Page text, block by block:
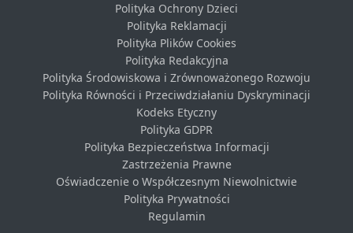
Polityka Ochrony Dzieci
Polityka Reklamacji
Polityka Plików Cookies
Polityka Redakcyjna
Polityka Środowiskowa i Zrównoważonego Rozwoju
Polityka Równości i Przeciwdziałaniu Dyskryminacji
Kodeks Etyczny
Polityka GDPR
Polityka Bezpieczeństwa Informacji
Zastrzeżenia Prawne
Oświadczenie o Współczesnym Niewolnictwie
Polityka Prywatności
Regulamin